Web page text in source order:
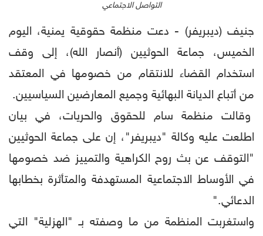
التواصل الاجتماعي
جنيف (ديبريفر) - دعت منظمة حقوقية يمنية، اليوم
الخميس، جماعة الحوثيين (أنصار الله)، إلى وقف
استخدام القضاء للانتقام من خصومها في المعتقد
من أتباع الديانة البهائية وجميع المعارضين السياسيين.
وقالت منظمة سام للحقوق والحريات، في بيان
اطلعت عليه وكالة "ديبريفر"، إن على جماعة الحوثيين
"التوقف عن بث روح الكراهية والتمييز ضد خصومها
في الأوساط الاجتماعية المستهدفة والمتأثرة بخطابها
الدعائي."
واستغربت المنظمة من ما وصفته بـ "الهزلية" التي